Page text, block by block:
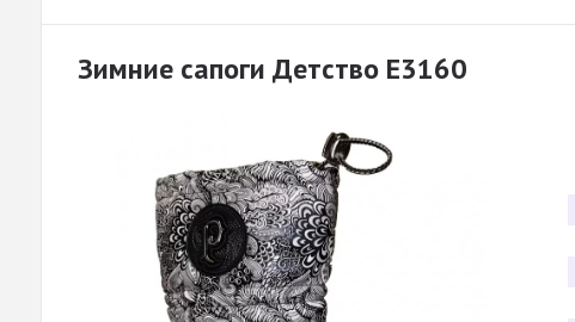
Зимние сапоги Детство Е3160